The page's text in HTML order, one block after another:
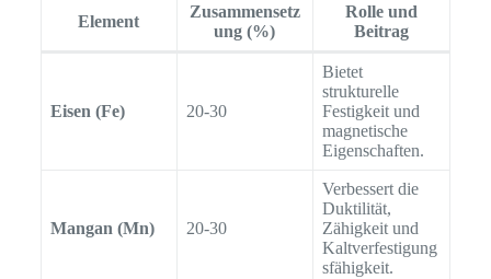
Element
Zusammensetz
ung (%)
Rolle und
Beitrag
Eisen (Fe) 20-30
Bietet
strukturelle
Festigkeit und
magnetische
Eigenschaften.
Mangan (Mn) 20-30
Verbessert die
Duktilität,
Zähigkeit und
Kaltverfestigung
sfähigkeit.